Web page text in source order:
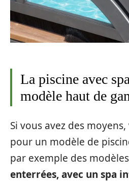
La piscine avec
modèle haut de
Si vous avez des
pour un modèle de
par exemple des
enterrées, avec un spa